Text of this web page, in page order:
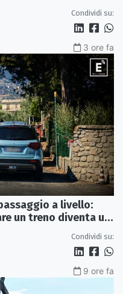
Condividi su:
3 ore fa
a livello:
un treno diventa un
Condividi su:
9 ore fa